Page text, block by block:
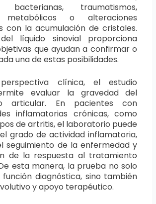
bacterianas, traumatismos,
metabólicos o alteraciones
con la acumulación de cristales.
líquido sinovial proporciona
que ayudan a confirmar o
una de estas posibilidades.
clínica, el estudio
evaluar la gravedad del
articular. En pacientes con
inflamatorias crónicas, como
de artritis, el laboratorio puede
grado de actividad inflamatoria,
seguimiento de la enfermedad y
de la respuesta al tratamiento
esta manera, la prueba no solo
diagnóstica, sino también
y apoyo terapéutico.